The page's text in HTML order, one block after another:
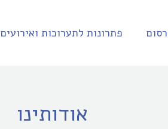
פתרונות לתערוכות ואירועים
אודותינו